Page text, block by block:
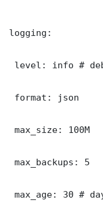
logging:
level: info #
format: json
max_size: 100M
max_backups: 5
max_age: 30 #